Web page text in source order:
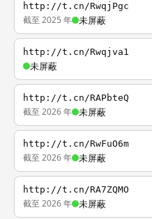
http://t.cn/RwqjPgc
截至 2025 年 未屏蔽
http://t.cn/Rwqjva1
未屏蔽
http://t.cn/RAPbteQ
截至 2026 年 未屏蔽
http://t.cn/RwFuO6m
截至 2026 年 未屏蔽
http://t.cn/RA7ZQMO
截至 2026 年 未屏蔽